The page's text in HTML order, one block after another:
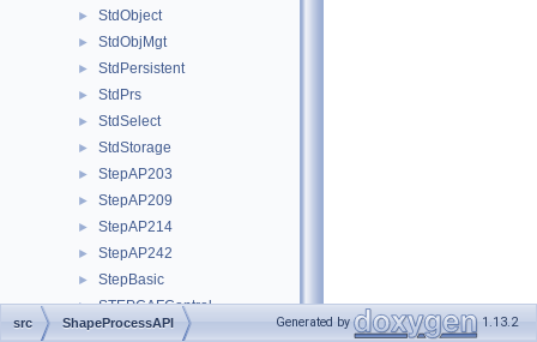
► StdObject
► StdObjMgt
► StdPersistent
► StdPrs
► StdSelect
► StdStorage
► StepAP203
► StepAP209
► StepAP214
► StepAP242
► StepBasic
► STEPCAFControl
► STEPConstruct
src ShapeProcessAPI Generated by 1.13.2